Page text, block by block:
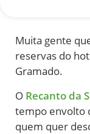
Muita gente
reservas do
Gramado.
O Recanto da
tempo envolto
quem quer